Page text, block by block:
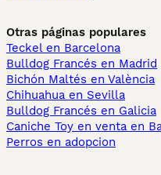
Otras páginas populares
Teckel en Barcelona
Bulldog Francés en Madrid
Bichón Maltés en València
Chihuahua en Sevilla
Bulldog Francés en Galicia
Caniche Toy en venta en
Perros en adopcion